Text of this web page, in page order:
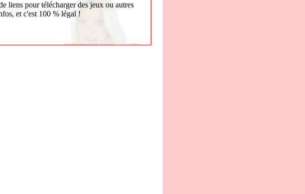
liens pour télécharger des jeux ou autres
et c'est 100 % légal !